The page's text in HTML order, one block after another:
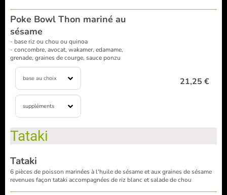
Poke Bowl Thon mariné au
sésame
- base riz ou chou ou quinoa
- concombre, avocat, wakamer, edamame,
grenade, graines de courge, sauce ponzu
base au choix
suppléments
21,25 €
Tataki
Tataki
6 pièces de poisson marinées à l'huile de sésame et aux graines de sésame
revenues façon tataki accompagnées de riz blanc et salade de chou